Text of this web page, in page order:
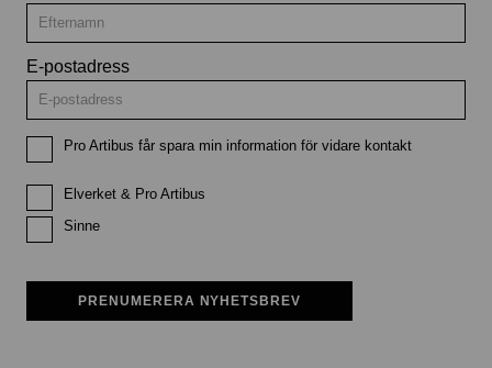
E-postadress
Pro Artibus får spara min information för vidare kontakt
Elverket & Pro Artibus
Sinne
PRENUMERERA NYHETSBREV